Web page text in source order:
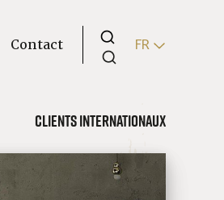
Contact FR
Clients internationaux